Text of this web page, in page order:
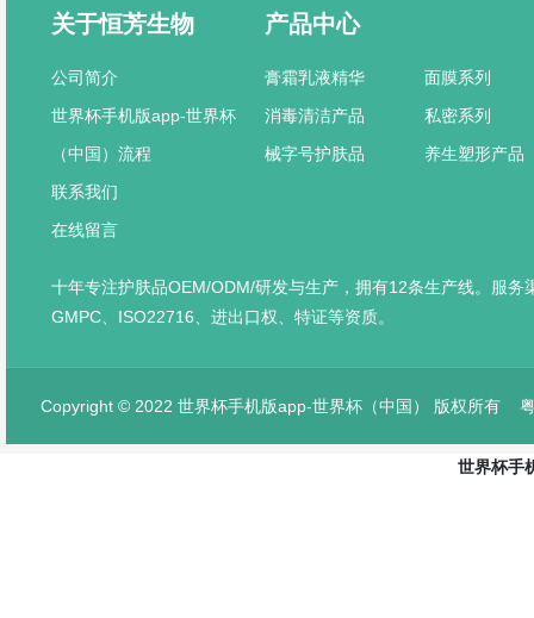
关于恒芳生物
公司简介
世界杯手机版app-世界杯
（中国）流程
联系我们
在线留言
产品中心
膏霜乳液精华
消毒清洁产品
械字号护肤品
面膜系列
私密系列
养生塑形产品
十年专注护肤品OEM/ODM/研发与生产，拥有12条生产线。服
GMPC、ISO22716、进出口权、特证等资质。
Copyright © 2022 世界杯手机版app-世界杯（中国） 版权所有
世界杯手